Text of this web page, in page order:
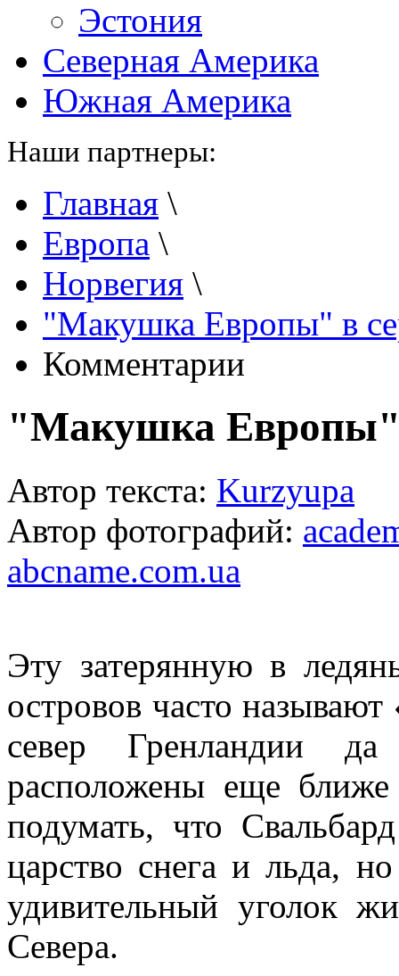
Эстония
Северная Америка
Южная Америка
Наши партнеры:
Главная \
Европа \
Норвегия \
"Макушка Европы" в
Комментарии
"Макушка Европы"
Автор текста: Kurzyupa
Автор фотографий:
abcname.com.ua
Эту затерянную в
островов часто
север Гренландии
расположены еще
подумать, что
царство снега и льда,
удивительный уголок
Севера.